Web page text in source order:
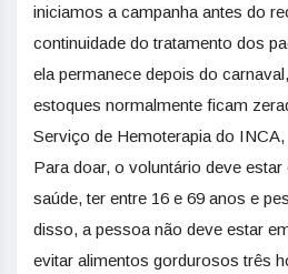
iniciamos a campanha antes do
continuidade do tratamento dos
ela permanece depois do
estoques normalmente ficam
Serviço de Hemoterapia do
Para doar, o voluntário deve
saúde, ter entre 16 e 69 anos e
disso, a pessoa não deve estar
evitar alimentos gordurosos três